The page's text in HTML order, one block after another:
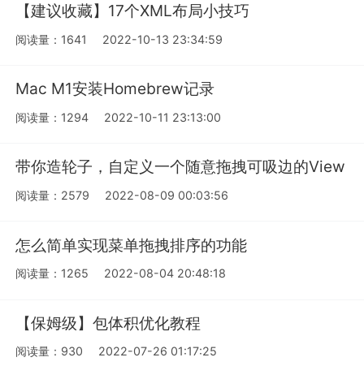
【建议收藏】17个XML布局小技巧
阅读量：1641 2022-10-13 23:34:59
Mac M1安装Homebrew记录
阅读量：1294 2022-10-11 23:13:00
带你造轮子，自定义一个随意拖拽可吸边的View
阅读量：2579 2022-08-09 00:03:56
怎么简单实现菜单拖拽排序的功能
阅读量：1265 2022-08-04 20:48:18
【保姆级】包体积优化教程
阅读量：930 2022-07-26 01:17:25